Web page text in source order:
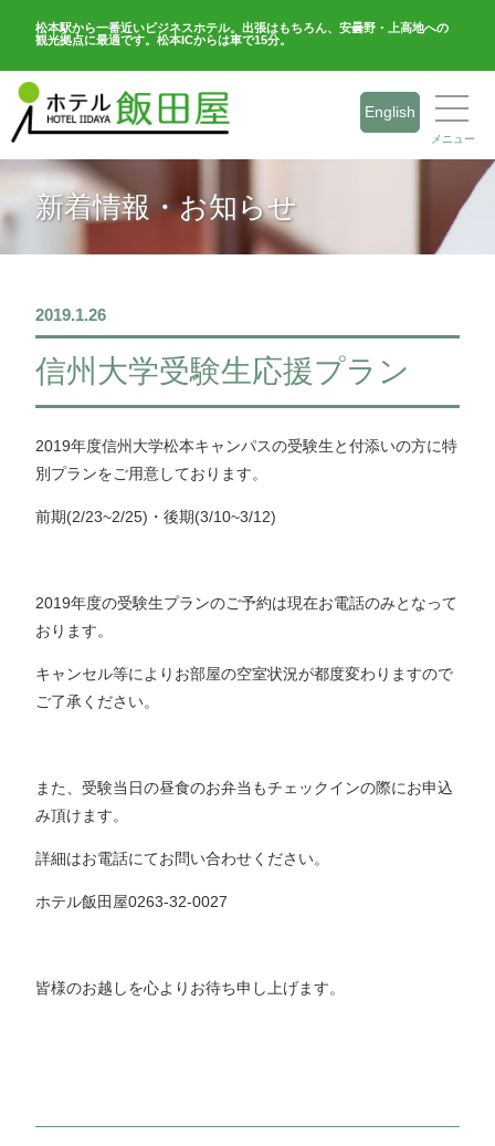
松本駅から一番近いビジネスホテル。出張はもちろん、安曇野・上高地への
観光拠点に最適です。松本ICからは車で15分。
English
メニュー
新着情報・お知らせ
2019.1.26
信州大学受験生応援プラン
2019年度信州大学松本キャンパスの受験生と付添いの方に特
別プランをご用意しております。
前期(2/23~2/25)・後期(3/10~3/12)
2019年度の受験生プランのご予約は現在お電話のみとなって
おります。
キャンセル等によりお部屋の空室状況が都度変わりますので
ご了承ください。
また、受験当日の昼食のお弁当もチェックインの際にお申込
み頂けます。
詳細はお電話にてお問い合わせください。
ホテル飯田屋0263-32-0027
皆様のお越しを心よりお待ち申し上げます。